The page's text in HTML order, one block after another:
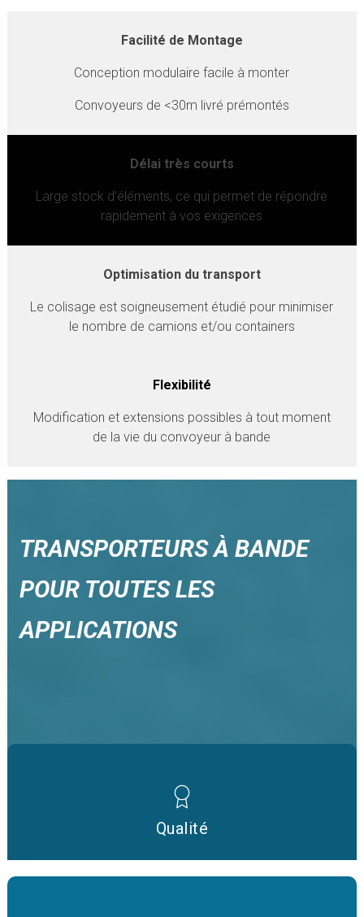
Facilité de Montage
Conception modulaire facile à monter
Convoyeurs de <30m livré prémontés
Délai très courts
Large stock d’éléments, ce qui permet de répondre
rapidement à vos exigences
Optimisation du transport
Le colisage est soigneusement étudié pour minimiser
le nombre de camions et/ou containers
Flexibilité
Modification et extensions possibles à tout moment
de la vie du convoyeur à bande
TRANSPORTEURS À BANDE
POUR TOUTES LES
APPLICATIONS
Qualité